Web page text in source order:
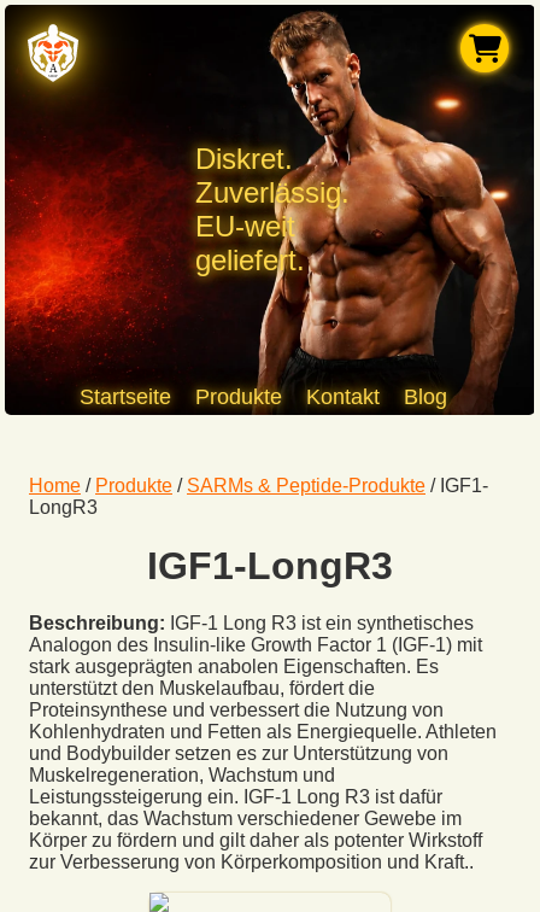
Diskret.
Zuverlässig.
EU-weit
geliefert.
Startseite Produkte Kontakt Blog
Home / Produkte / SARMs & Peptide-Produkte / IGF1-
LongR3
IGF1-LongR3
Beschreibung: IGF-1 Long R3 ist ein synthetisches
Analogon des Insulin-like Growth Factor 1 (IGF-1) mit
stark ausgeprägten anabolen Eigenschaften. Es
unterstützt den Muskelaufbau, fördert die
Proteinsynthese und verbessert die Nutzung von
Kohlenhydraten und Fetten als Energiequelle. Athleten
und Bodybuilder setzen es zur Unterstützung von
Muskelregeneration, Wachstum und
Leistungssteigerung ein. IGF-1 Long R3 ist dafür
bekannt, das Wachstum verschiedener Gewebe im
Körper zu fördern und gilt daher als potenter Wirkstoff
zur Verbesserung von Körperkomposition und Kraft..